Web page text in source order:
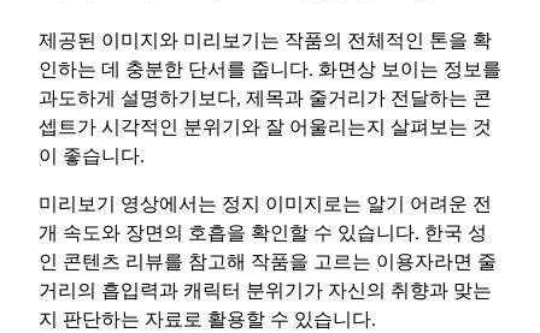
제공된 이미지와 미리보기는 작품의 전체적인 톤을 확
인하는 데 충분한 단서를 줍니다. 화면상 보이는 정보를
과도하게 설명하기보다, 제목과 줄거리가 전달하는 콘
셉트가 시각적인 분위기와 잘 어울리는지 살펴보는 것
이 좋습니다.
미리보기 영상에서는 정지 이미지로는 알기 어려운 전
개 속도와 장면의 호흡을 확인할 수 있습니다. 한국 성
인 콘텐츠 리뷰를 참고해 작품을 고르는 이용자라면 줄
거리의 흡입력과 캐릭터 분위기가 자신의 취향과 맞는
지 판단하는 자료로 활용할 수 있습니다.